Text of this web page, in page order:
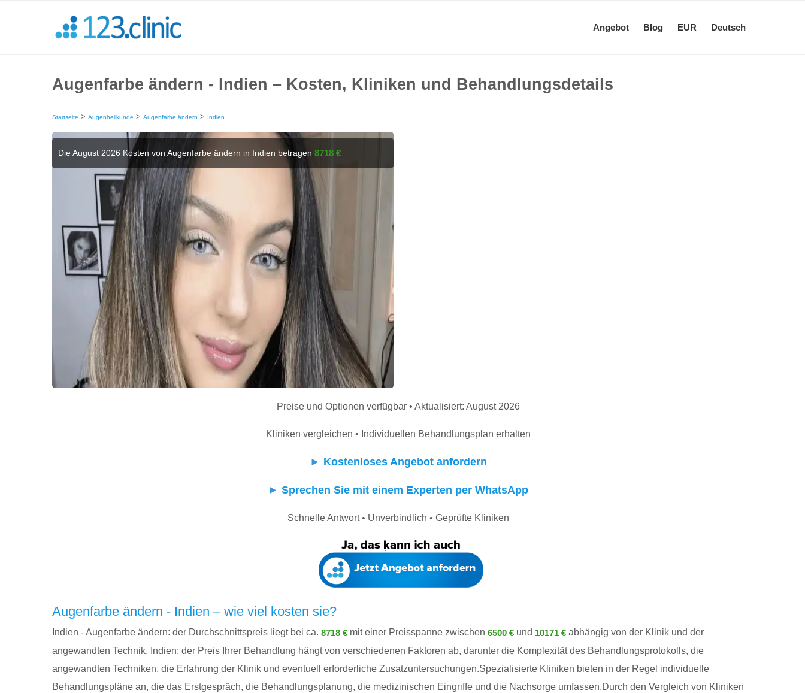
Angebot Blog EUR Deutsch
Augenfarbe ändern - Indien – Kosten, Kliniken und Behandlungsdetails
Startseite > Augenheilkunde > Augenfarbe ändern > Indien
Die August 2026 Kosten von Augenfarbe ändern in Indien betragen 8718 €
Preise und Optionen verfügbar • Aktualisiert: August 2026
Kliniken vergleichen • Individuellen Behandlungsplan erhalten
► Kostenloses Angebot anfordern
► Sprechen Sie mit einem Experten per WhatsApp
Schnelle Antwort • Unverbindlich • Geprüfte Kliniken
Augenfarbe ändern - Indien – wie viel kosten sie?
Indien - Augenfarbe ändern: der Durchschnittspreis liegt bei ca. 8718 € mit einer Preisspanne zwischen 6500 € und 10171 € abhängig von der Klinik und der
angewandten Technik. Indien: der Preis Ihrer Behandlung hängt von verschiedenen Faktoren ab, darunter die Komplexität des Behandlungsprotokolls, die
angewandten Techniken, die Erfahrung der Klinik und eventuell erforderliche Zusatzuntersuchungen.Spezialisierte Kliniken bieten in der Regel individuelle
Behandlungspläne an, die das Erstgespräch, die Behandlungsplanung, die medizinischen Eingriffe und die Nachsorge umfassen.Durch den Vergleich von Kliniken